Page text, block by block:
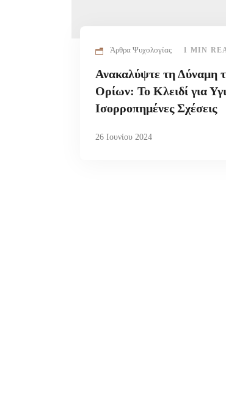
Άρθρα Ψυχολογίας 1 MIN
Ανακαλύψτε τη Δύναμη
Ορίων: Το Κλειδί για
Ισορροπημένες Σχέσεις
26 Ιουνίου 2024